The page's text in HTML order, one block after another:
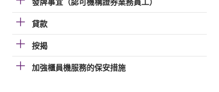
發牌事宜（認可機構證券業務員工）
貸款
按揭
加強櫃員機服務的保安措施